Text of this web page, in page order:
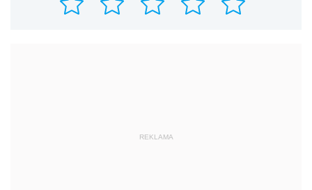
REKLAMA